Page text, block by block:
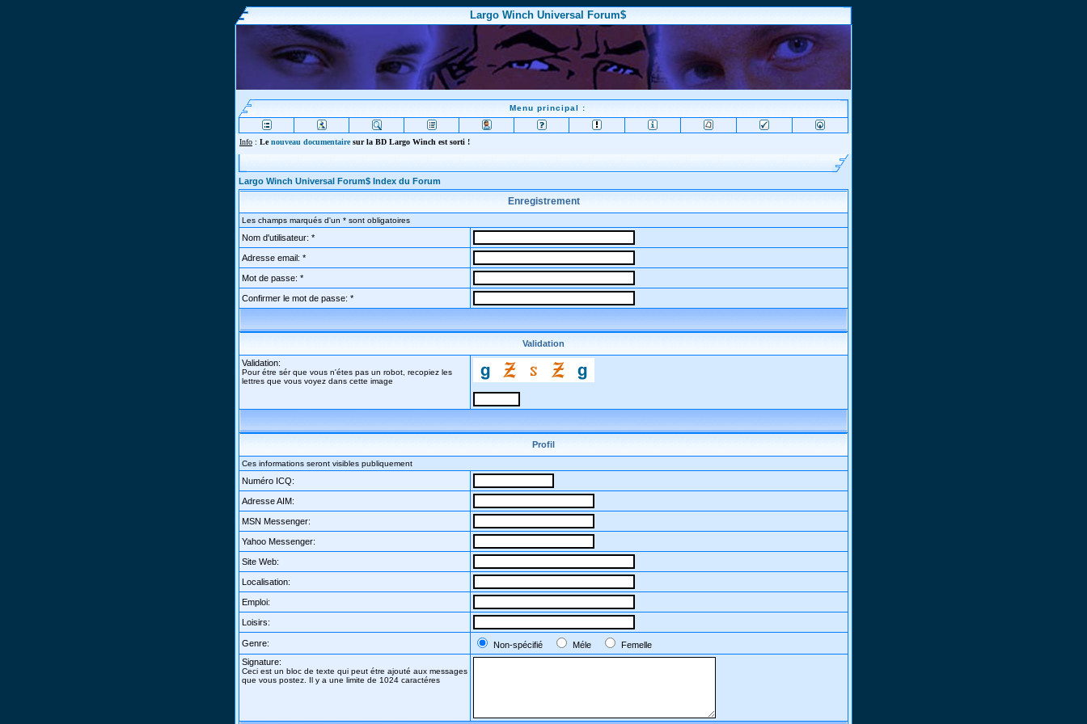
Largo Winch Universal Forum$
Menu principal :
Info : Lenouveau documentairesur la BD Largo Winch est sorti !
Largo Winch Universal Forum$ Index du Forum
Enregistrement
Les champs marqués d'un * sont obligatoires
Nom d'utilisateur: *
Adresse email: *
Mot de passe: *
Confirmer le mot de passe: *
Validation
Validation:
Pour étre sér que vous n'étes pas un robot, recopiez les
lettres que vous voyez dans cette image
Profil
Ces informations seront visibles publiquement
Numéro ICQ:
Adresse AIM:
MSN Messenger:
Yahoo Messenger:
Site Web:
Localisation:
Emploi:
Loisirs:
Genre: Non-spécifié Méle
Femelle
Signature:
Ceci est un bloc de texte qui peut étre ajouté aux messages
que vous postez. Il y a une limite de 1024 caractéres